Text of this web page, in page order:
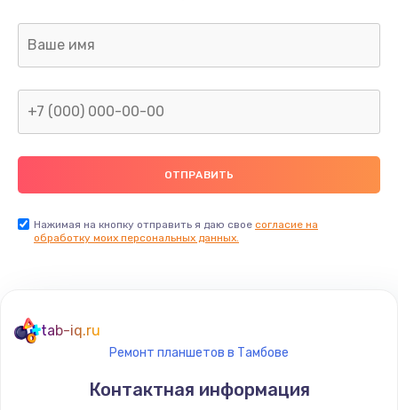
Замена системы охлаждения
1600 руб.
Замена термопасты
Заказать
2300 руб.
Нажимая на кнопку отправить я даю свое согласие на
обработку моих персональных данных.
tab-iq.ru
Ремонт планшетов в Тамбове
Контактная информация